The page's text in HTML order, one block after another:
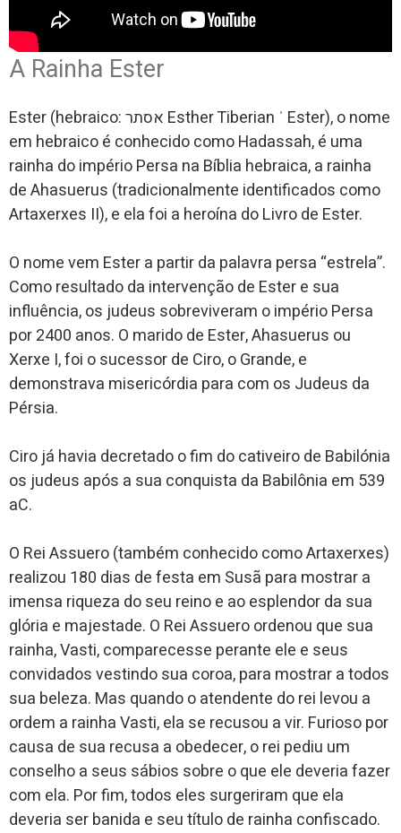
A Rainha Ester
Ester (hebraico: אסתר Esther Tiberian ʾ Ester), o nome
em hebraico é conhecido como Hadassah, é uma
rainha do império Persa na Bíblia hebraica, a rainha
de Ahasuerus (tradicionalmente identificados como
Artaxerxes II), e ela foi a heroína do Livro de Ester.
O nome vem Ester a partir da palavra persa “estrela”.
Como resultado da intervenção de Ester e sua
influência, os judeus sobreviveram o império Persa
por 2400 anos. O marido de Ester, Ahasuerus ou
Xerxe I, foi o sucessor de Ciro, o Grande, e
demonstrava misericórdia para com os Judeus da
Pérsia.
Ciro já havia decretado o fim do cativeiro de Babilónia
os judeus após a sua conquista da Babilônia em 539
aC.
O Rei Assuero (também conhecido como Artaxerxes)
realizou 180 dias de festa em Susã para mostrar a
imensa riqueza do seu reino e ao esplendor da sua
glória e majestade. O Rei Assuero ordenou que sua
rainha, Vasti, comparecesse perante ele e seus
convidados vestindo sua coroa, para mostrar a todos
sua beleza. Mas quando o atendente do rei levou a
ordem a rainha Vasti, ela se recusou a vir. Furioso por
causa de sua recusa a obedecer, o rei pediu um
conselho a seus sábios sobre o que ele deveria fazer
com ela. Por fim, todos eles surgeriram que ela
deveria ser banida e seu título de rainha confiscado.